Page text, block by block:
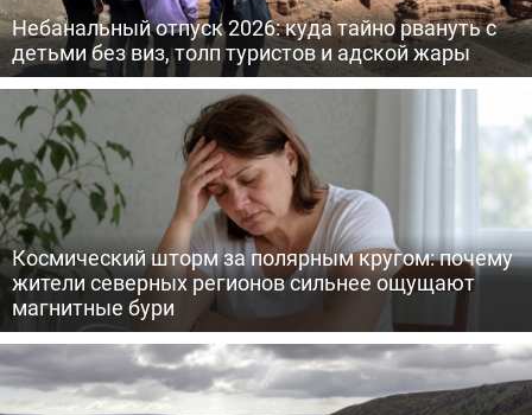
Небанальный отпуск 2026: куда тайно рвануть с
детьми без виз, толп туристов и адской жары
Космический шторм за полярным кругом: почему
жители северных регионов сильнее ощущают
магнитные бури